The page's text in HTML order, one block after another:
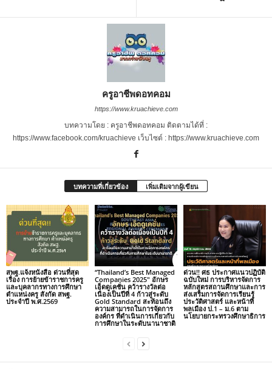
ครูอาชีพดอทคอม
https://www.kruachieve.com
บทความโดย : ครูอาชีพดอทคอม ติดตามได้ที่ :
https://www.facebook.com/kruachieve เว็บไซต์ : https://www.kruachieve.com
บทความที่เกี่ยวข้อง เพิ่มเติมจากผู้เขียน
สพฐ.แจ้งหนังสือ ด่วนที่สุด
เรื่อง การย้ายข้าราชการครู
และบุคลากรทางการศึกษา
ตำแหน่งครู สังกัด สพฐ.
ประจำปี พ.ศ.2569
“Thailand’s Best Managed
Companies 2025″ อักษร
เอ็ดดูเคชั่น คว้ารางวัลต่อ
เนื่องเป็นปีที่ 4 ก้าวสู่ระดับ
Gold Standard สะท้อนถึง
ความสามารถในการจัดการ
องค์กร ที่ดำเนินการเกี่ยวกับ
การศึกษาในระดับนานาชาติ
ด่วน!! ศธ ประกาศแนวปฏิบัติ
ฉบับใหม่ การบริหารจัดการ
หลักสูตรสถานศึกษาและการ
ส่งเสริมการจัดการเรียนรู้
ประวัติศาสตร์ และหน้าที่
พลเมือง ป.1 – ม.6 ตาม
นโยบายกระทรวงศึกษาธิการ